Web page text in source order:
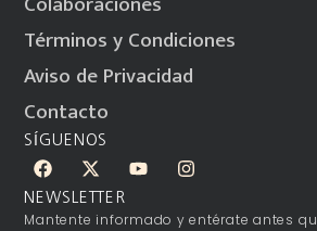
Términos y Condiciones
Aviso de Privacidad
Contacto
SÍGUENOS
NEWSLETTER
Mantente informado y entérate antes